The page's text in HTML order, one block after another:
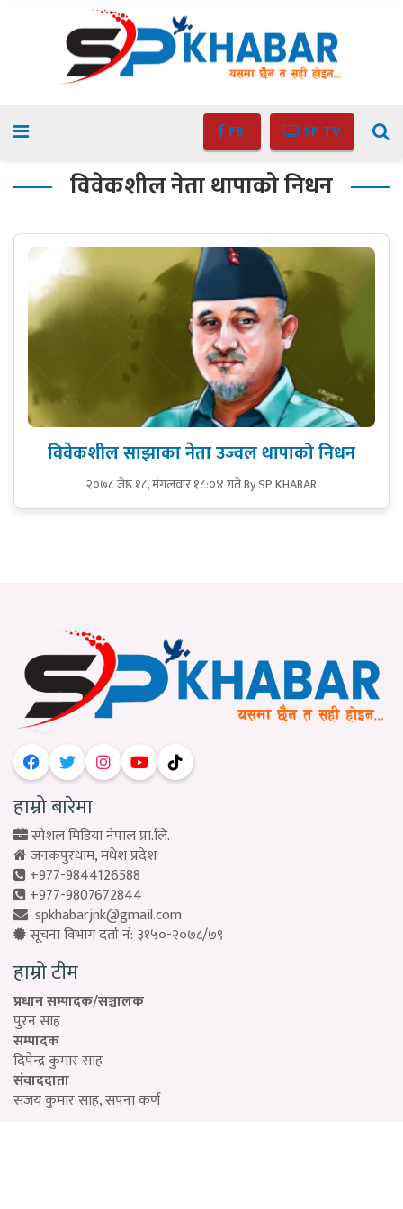
FB SP TV
विवेकशील नेता थापाको निधन
विवेकशील साझाका नेता उज्वल थापाको निधन
२०७८ जेष्ठ १८, मंगलवार १८:०४ गतेBy SP KHABAR
हाम्रो बारेमा
स्पेशल मिडिया नेपाल प्रा.लि.
जनकपुरधाम, मधेश प्रदेश
+977-9844126588
+977-9807672844
spkhabarjnk@gmail.com
सूचना विभाग दर्ता नं: ३१५०-२०७८/७९
हाम्रो टीम
प्रधान सम्पादक/सञ्चालक
पुरन साह
सम्पादक
दिपेन्द्र कुमार साह
संवाददाता
संजय कुमार साह, सपना कर्ण